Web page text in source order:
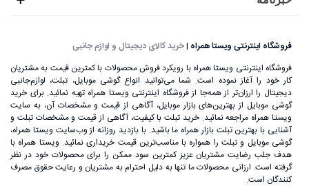
فروشگاه اینترنتی ویستا همراه |خرید کالای دیجیتال و لوازم جانبی
فروشگاه اینترنتی ویستا همراه با رویکرد فروش محصولات با کمترین قیمت به مشتریان
کار خود را آغاز نموده است. شما می‌توانید انواع گوشی موبایل، تبلت، لوازم‌جانبی
دیجیتال را ارزان‌تر از همه‌جا از فروشگاه اینترنتی ویستا همراه تهیه نمائید. برای خرید
گوشی موبایل از بهترین‌های بازار موبایل، آگاهی از قیمت و مشخصات آن، به ‌سایت
ویستا همراه مراجعه نمائید. خرید تبلت با کیفیت، آگاهی از قیمت و مشخصات تبلت و
آشنایی با بهترین تبلت بازار همراه ما باشید. با بازدید روزانه از وب‌سایت ویستا همراه،
گوشی موبایل و تبلت را همواره با مناسب‌ترین قیمت خریداری نمائید. ویستا همراه با
هدف جلب رضایت مشتریان عزیز کمترین سود ممکن را برای محصولات خود در نظر
گرفته است. ارزانی محصولات ما تنها به دلیل احترام به مشتریان و رعایت حقوق مصرف
کنندگان است.